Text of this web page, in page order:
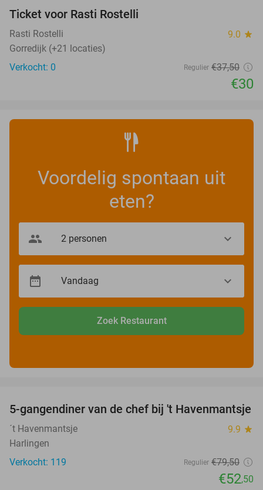
TODAY
Ticket voor Rasti Rostelli
Rasti Rostelli 9.0 star
Gorredijk (+21 locaties)
Verkocht: 0
Regulier €37,50
€30
Voordelig spontaan uit
eten?
Zoek Restaurant
34%
5-gangendiner van de chef bij 't Havenmantsje
´t Havenmantsje 9.9 star
Harlingen
Verkocht: 119
Regulier €79,50
€52,50